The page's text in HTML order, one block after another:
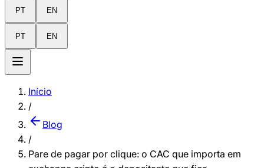
PT EN
PT EN
Início
/
Blog
/
Pare de pagar por clique: o CAC que importa em